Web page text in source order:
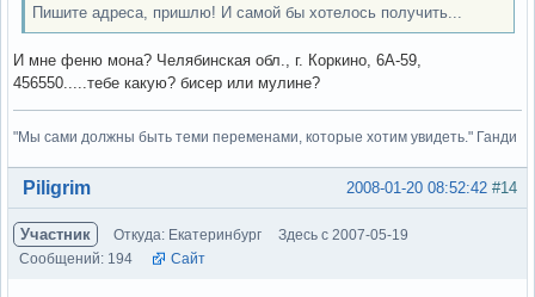
Пишите адреса, пришлю! И самой бы хотелось получить...
И мне феню мона? Челябинская обл., г. Коркино, 6А-59,
456550.....тебе какую? бисер или мулине?
"Мы сами должны быть теми переменами, которые хотим увидеть." Ганди
Вне форума #14
2008-01-20 08:52:42
Piligrim
Участник Откуда: Екатеринбург
Здесь с 2007-05-19
Сообщений: 194
Сайт